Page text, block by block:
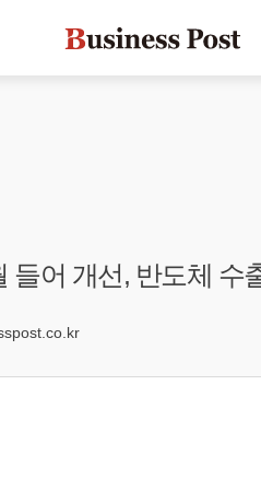
들어 개선, 반도체 수